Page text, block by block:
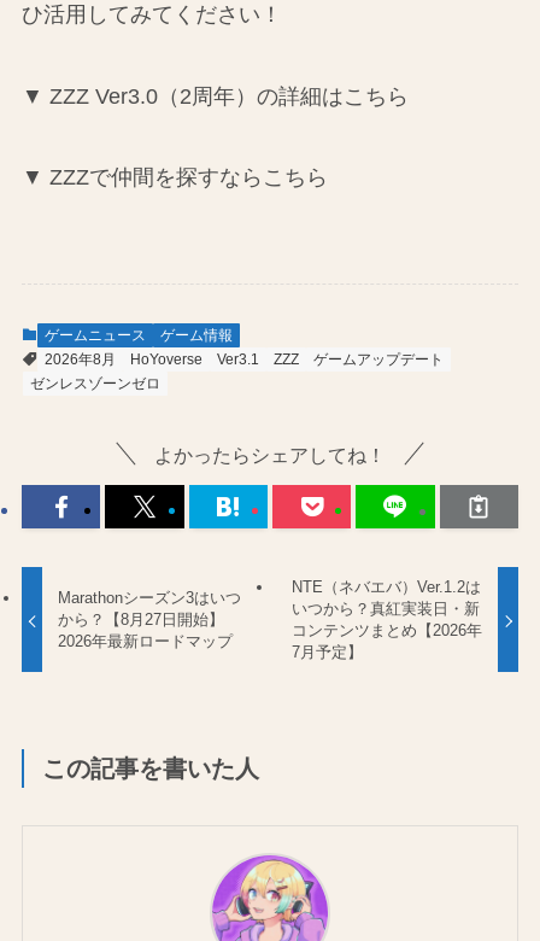
ひ活用してみてください！
▼ ZZZ Ver3.0（2周年）の詳細はこちら
▼ ZZZで仲間を探すならこちら
ゲームニュース
ゲーム情報
2026年8月
HoYoverse Ver3.1 ZZZ
ゲームアップデート
ゼンレスゾーンゼロ
よかったらシェアしてね！
Marathonシーズン3はいつ
から？【8月27日開始】
2026年最新ロードマップ
NTE（ネバエバ）Ver.1.2は
いつから？真紅実装日・新
コンテンツまとめ【2026年
7月予定】
この記事を書いた人